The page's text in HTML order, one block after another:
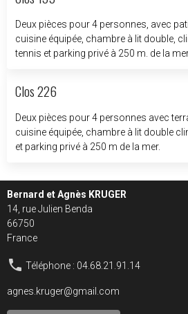
Deux pièces pour 4 personnes, avec
cuisine équipée, chambre à lit double,
tennis et parking privé à 250 m. de la
Clos 226
Deux pièces pour 4 personnes avec
cuisine équipée, chambre à lit double climatisée, piscine, tennis
et parking privé à 250 m de la mer.
Bernard et Agnès KRUGER
14, rue Julien Benda
66750
France
Téléphone : 04.68.21.91.14
agnes.kruger@gmail.com